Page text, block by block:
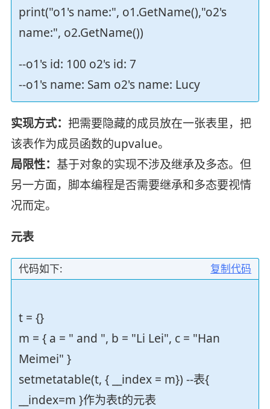
print("o1's name:", o1.GetName(),"o2's
name:", o2.GetName())
--o1's id: 100 o2's id: 7
--o1's name: Sam o2's name: Lucy
实现方式： 把需要隐藏的成员放在一张表里，把
该表作为成员函数的upvalue。
局限性： 基于对象的实现不涉及继承及多态。但
另一方面，脚本编程是否需要继承和多态要视情
况而定。
元表
复制代码
代码如下:
t = {}
m = { a = " and ", b = "Li Lei", c = "Han
Meimei" }
setmetatable(t, { __index = m}) --表{
__index=m }作为表t的元表